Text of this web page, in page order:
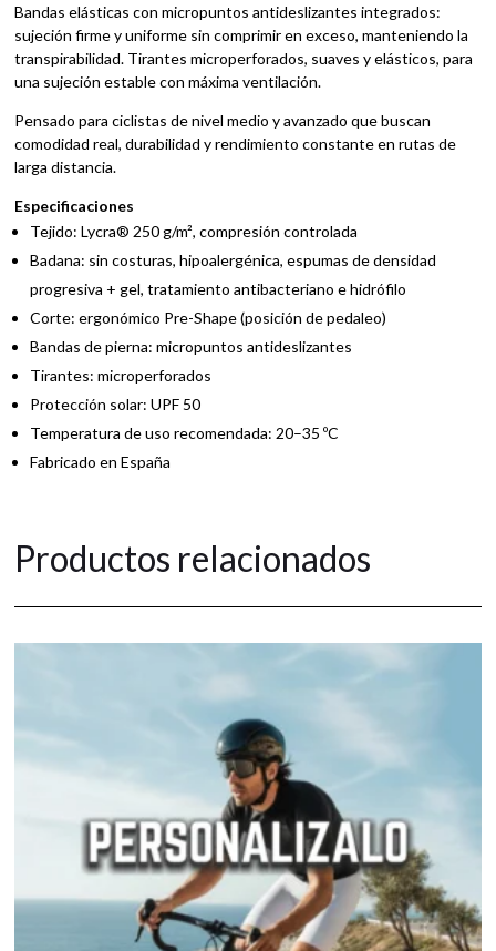
Bandas elásticas con micropuntos antideslizantes integrados:
sujeción firme y uniforme sin comprimir en exceso, manteniendo la
transpirabilidad. Tirantes microperforados, suaves y elásticos, para
una sujeción estable con máxima ventilación.
Pensado para ciclistas de nivel medio y avanzado que buscan
comodidad real, durabilidad y rendimiento constante en rutas de
larga distancia.
Especificaciones
Tejido: Lycra® 250 g/m², compresión controlada
Badana: sin costuras, hipoalergénica, espumas de densidad
progresiva + gel, tratamiento antibacteriano e hidrófilo
Corte: ergonómico Pre-Shape (posición de pedaleo)
Bandas de pierna: micropuntos antideslizantes
Tirantes: microperforados
Protección solar: UPF 50
Temperatura de uso recomendada: 20–35 ºC
Fabricado en España
Productos relacionados